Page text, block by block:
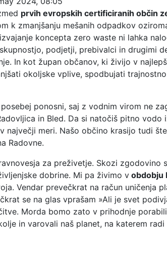
prvih evropskih certificiranih občin
k zmanjšanju mešanih odpadkov
koncepta zero waste ni lahka
podjetji, prebivalci in drugimi
In kot župan občanov, ki živijo v
okoljske vplive, spodbujati trajnostno
ponosni, saj z vodnim virom ne
in Bled. Da si natočiš pitno vodo
največji meri. Našo občino krasijo tudi
Radovne.
za preživetje. Skozi zgodovino
dobrine. Mi pa živimo v obdobju
Vendar prevečkrat na račun uničenja
se na glas vprašam »Ali je svet
Morda bomo zato v prihodnje
in varovali naš planet, na katerem